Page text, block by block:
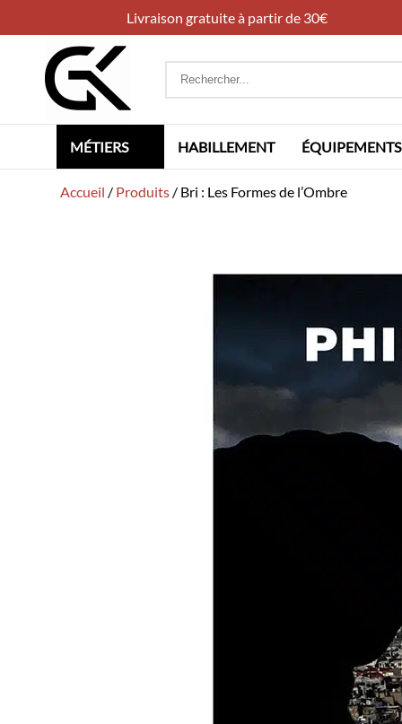
Livraison gratuite à partir de 30€
Rechercher
MÉTIERS HABILLEMENT ÉQUIPEMENTS
Accueil / Produits / Bri : Les Formes de l’Ombre